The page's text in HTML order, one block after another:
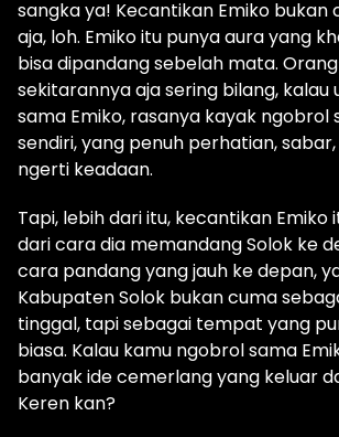
sangka ya! Kecantikan Emiko bukan
aja, loh. Emiko itu punya aura yang
bisa dipandang sebelah mata.
sekitarannya aja sering bilang, kalau
sama Emiko, rasanya kayak ngobrol
sendiri, yang penuh perhatian,
ngerti keadaan.
Tapi, lebih dari itu, kecantikan Emiko
dari cara dia memandang Solok ke
cara pandang yang jauh ke depan,
Kabupaten Solok bukan cuma
tinggal, tapi sebagai tempat yang
biasa. Kalau kamu ngobrol sama
banyak ide cemerlang yang keluar
Keren kan?